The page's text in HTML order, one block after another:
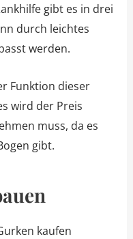
gibt es in drei
durch leichtes
werden.
Funktion dieser
wird der Preis
muss, da es
gibt.
kaufen